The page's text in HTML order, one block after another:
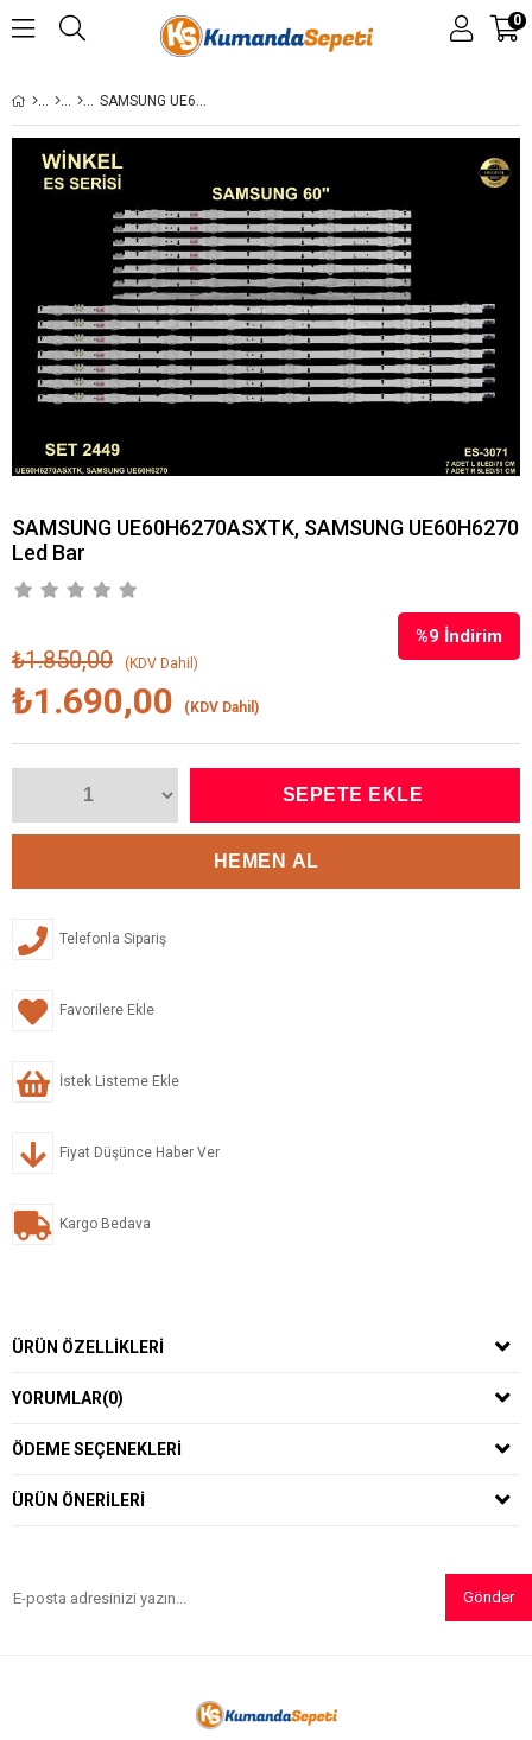
0
SAMSUNG UE60H6270ASXTK, SAMSUNG UE60H6270 LED BAR
SAMSUNG UE60H6270ASXTK, SAMSUNG UE60H6270
Led Bar
%9 İndirim
₺1.850,00 (KDV Dahil)
₺1.690,00 (KDV Dahil)
Telefonla Sipariş
Favorilere Ekle
İstek Listeme Ekle
Fiyat Düşünce Haber Ver
Kargo Bedava
ÜRÜN ÖZELLIKLERI
YORUMLAR(0)
ÖDEME SEÇENEKLERI
ÜRÜN ÖNERILERI
Gönder